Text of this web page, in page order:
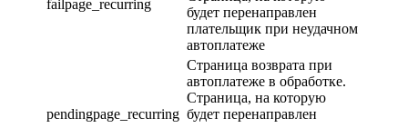
failpage_recurring
будет перенаправлен
плательщик при неудачном
автоплатеже
pendingpage_recurring
Страница возврата при
автоплатеже в обработке.
Страница, на которую
будет перенаправлен